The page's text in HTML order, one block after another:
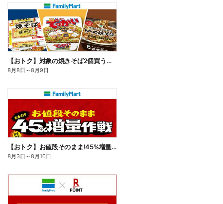
【おトク】対象の焼きそば2個買うと100円引き!
8月8日 ～8月9日
【おトク】お値段そのまま!45%増量作戦!
8月3日 ～8月10日